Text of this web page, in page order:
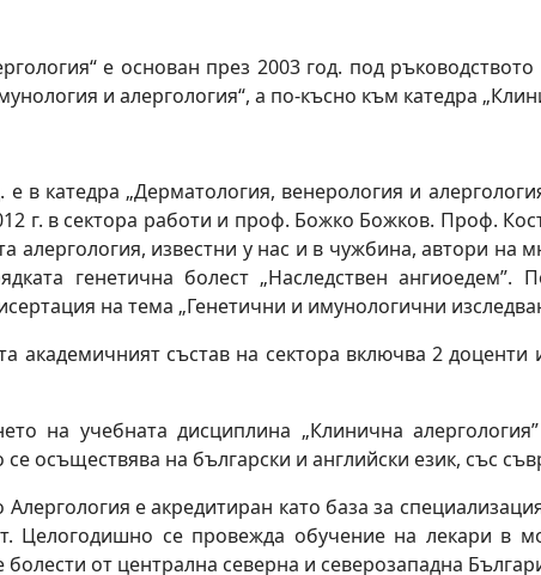
е основан през 2003 год. под
и алергология“, а по-късно към катедра
е в катедра „Дерматология, венерология и
г. в сектора работи и проф. Божко Божков. Проф.
алергология, известни у нас и в чужбина, автори
генетична болест „Наследствен
на тема „Генетични и имунологични
академичният състав на сектора включва 2
на учебната дисциплина „Клинична
осъществява на български и английски език, със
Алергология е акредитиран като база за
Целогодишно се провежда обучение на лекари в
от централна северна и северозападна